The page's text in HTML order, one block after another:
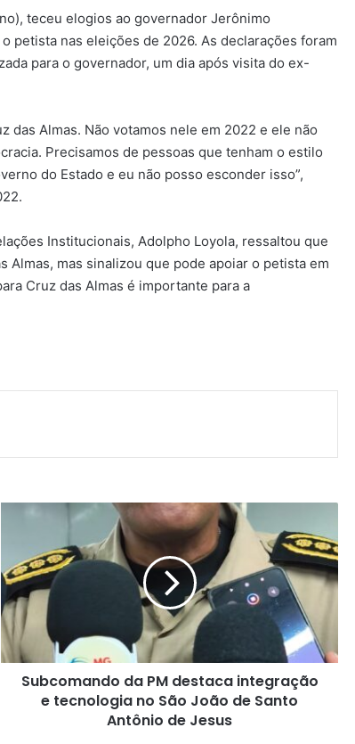
teceu elogios ao governador Jerônimo
petista nas eleições de 2026. As declarações foram
para o governador, um dia após visita do ex-
das Almas. Não votamos nele em 2022 e ele não
Precisamos de pessoas que tenham o estilo
do Estado e eu não posso esconder isso”,
Institucionais, Adolpho Loyola, ressaltou que
Almas, mas sinalizou que pode apoiar o petista em
Cruz das Almas é importante para a
Subcomando
destaca
integração
e
tecnologia
no
São
JoãoSubcomando da PM destaca integração
e tecnologia no São João de Santo
Antônio de Jesus